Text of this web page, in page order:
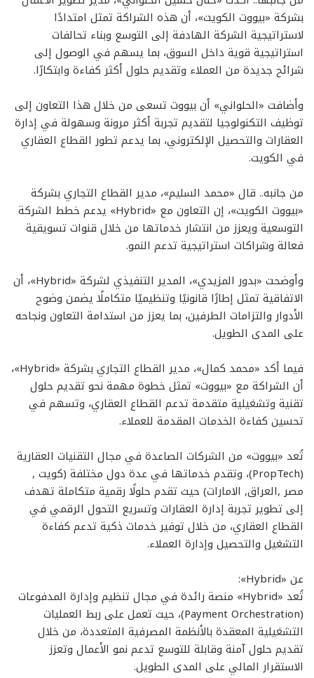
بشركة «بيووت الكويت»، أن هذه الشراكة تمثل امتدادًا
لاستراتيجية الشركة الهادفة إلى التوسع وبناء تحالفات
استراتيجية قوية داخل السوق، بما يسهم في الوصول إلى
شرائح جديدة من العملاء وتقديم حلول أكثر كفاءة وابتكارًا.
وأضافت «الحلواني» أن بيووت تسعى من خلال هذا التعاون إلى
توظيف التكنولوجيا لتقديم تجربة أكثر مرونة وسهولة في إدارة
العقارات والتحصيل الإلكتروني، بما يدعم تطور القطاع العقاري
في الكويت.
من جانبه.. قال «محمد السليم»، مدير القطاع التجاري بشركة
«بيووت الكويت»، إن التعاون مع «Hybrid» يدعم خطط الشركة
التوسعية ويعزز من انتشار خدماتها من خلال قنوات تسويقية
فعالة وشراكات استراتيجية تدعم النمو.
وأوضحت «بدور المزيدي»، المدير التنفيذي لشركة «Hybrid»، أن
الاتفاقية تمثل إطارًا قانونيًا وتنظيميًا متكاملًا يضمن وضوح
الأدوار والتزامات الطرفين، بما يعزز من استدامة التعاون ونجاحه
على المدى الطويل.
فيما أكد «محمد كمال»، مدير القطاع التجاري بشركة «Hybrid»،
أن الشراكة مع «بيووت» تمثل خطوة مهمة نحو تقديم حلول
تقنية وتشغيلية متقدمة تدعم القطاع العقاري، وتسهم في
تحسين كفاءة الخدمات المقدمة للعملاء.
تُعد «بيووت» من الشركات الصاعدة في مجال التقنيات العقارية
(PropTech)، وتقدم خدماتها في عدة دول مختلفة (كويت ,
مصر ,العراق, الامارات) حيث تقدم حلولًا رقمية متكاملة تهدف
إلى تطوير تجربة إدارة العقارات وتسريع التحول الرقمي في
القطاع العقاري، من خلال توفير خدمات ذكية تدعم كفاءة
التشغيل والتحصيل وإدارة العملاء.
عن «Hybrid»:
تُعد «Hybrid» منصة رائدة في مجال تنظيم وإدارة المدفوعات
(Payment Orchestration)، حيث تعمل على ربط العمليات
التشغيلية المعقدة بالأنظمة المصرفية المتعددة، من خلال
تقديم حلول آمنة وقابلة للتوسع تدعم نمو الأعمال وتعزز
الاستقرار المالي على المدى الطويل.